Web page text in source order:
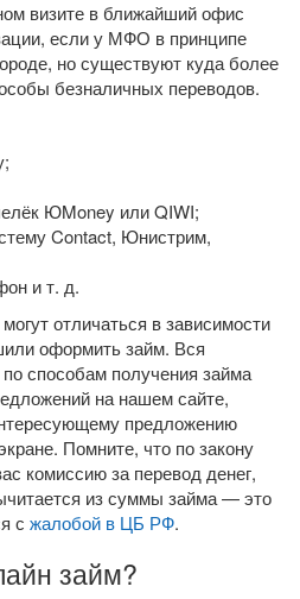
визите в ближайший офис
если у МФО в принципе
но существуют куда более
безналичных переводов.
ЮMoney или QIWI;
Contact, Юнистрим,
и т. д.
отличаться в зависимости
оформить займ. Вся
способам получения займа
на нашем сайте,
предложению
Помните, что по закону
комиссию за перевод денег,
из суммы займа — это
с жалобой в ЦБ РФ.
займ?